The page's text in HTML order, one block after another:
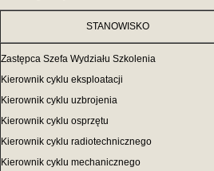
STANOWISKO
Zastępca Szefa Wydziału Szkolenia
Kierownik cyklu eksploatacji
Kierownik cyklu uzbrojenia
Kierownik cyklu osprzętu
Kierownik cyklu radiotechnicznego
Kierownik cyklu mechanicznego